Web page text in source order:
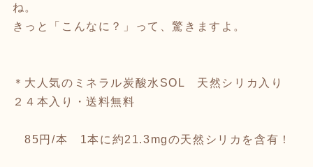
ね。
きっと「こんなに？」って、驚きますよ。
＊大人気のミネラル炭酸水SOL 天然シリカ入り
２４本入り・送料無料
85円/本 1本に約21.3mgの天然シリカを含有！